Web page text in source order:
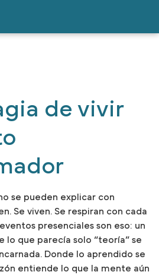
de vivir
se pueden explicar con
Se viven. Se respiran con cada
presenciales son eso: un
lo que parecía solo “teoría” se
Donde lo aprendido se
entiende lo que la mente aún